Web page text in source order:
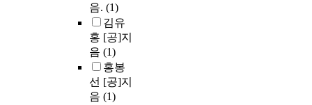
음. (1)
김유
홍 [공]지
음 (1)
홍봉
선 [공]지
음 (1)